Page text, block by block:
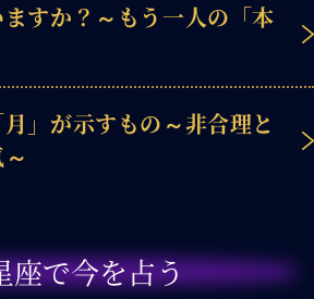
すか？～もう一人の「本
」が示すもの～非合理と
座で今を占う